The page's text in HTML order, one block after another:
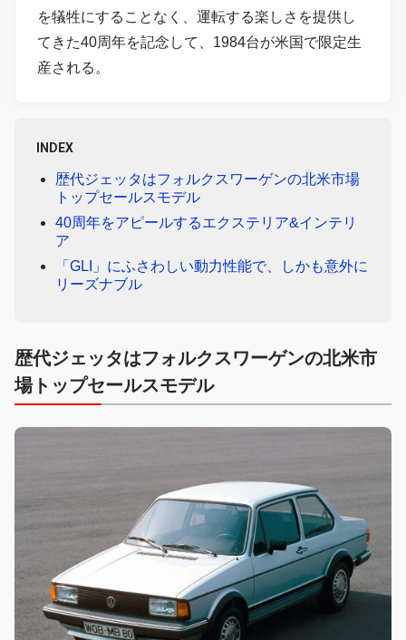
を犠牲にすることなく、運転する楽しさを提供し
てきた40周年を記念して、1984台が米国で限定生
産される。
INDEX
歴代ジェッタはフォルクスワーゲンの北米市場
トップセールスモデル
40周年をアピールするエクステリア&インテリ
ア
「GLI」にふさわしい動力性能で、しかも意外に
リーズナブル
歴代ジェッタはフォルクスワーゲンの北米市
場トップセールスモデル